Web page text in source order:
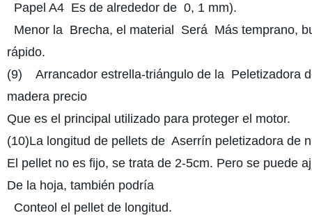
Papel A4 Es de alrededor de 0, 1 mm).
Menor la Brecha, el material Será Más temprano,
rápido.
(9) Arrancador estrella-triángulo de la Peletizadora
madera precio
Que es el principal utilizado para proteger el motor.
(10)La longitud de pellets de Aserrín peletizadora de
El pellet no es fijo, se trata de 2-5cm. Pero se puede
De la hoja, también podría
Conteol el pellet de longitud.